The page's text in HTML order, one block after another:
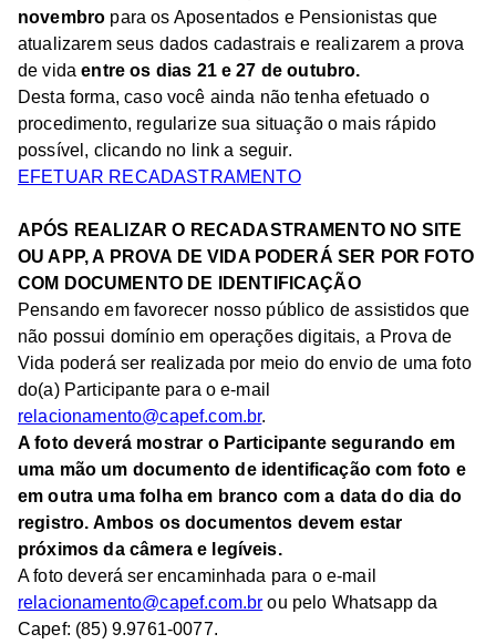
novembro para os Aposentados e Pensionistas que
atualizarem seus dados cadastrais e realizarem a prova
de vidaentre os dias 21 e 27 de outubro.
Desta forma, caso você ainda não tenha efetuado o
procedimento, regularize sua situação o mais rápido
possível, clicando no link a seguir.
EFETUAR RECADASTRAMENTO
APÓS REALIZAR O RECADASTRAMENTO NO SITE
OU APP, A PROVA DE VIDA PODERÁ SER POR FOTO
COM DOCUMENTO DE IDENTIFICAÇÃO
Pensando em favorecer nosso público de assistidos que
não possui domínio em operações digitais, a Prova de
Vida poderá ser realizada por meio do envio de uma foto
do(a) Participante para o e-mail
relacionamento@capef.com.br.
A foto deverá mostrar o Participante segurando em
uma mão um documento de identificação com foto e
em outra uma folha em branco com a data do dia do
registro. Ambos os documentos devem estar
próximos da câmera e legíveis.
A foto deverá ser encaminhada para o e-mail
relacionamento@capef.com.br ou pelo Whatsapp da
Capef: (85) 9.9761-0077.